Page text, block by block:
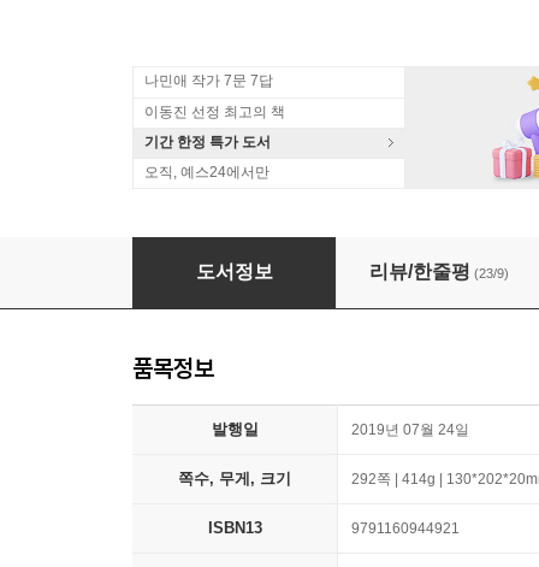
나민애 작가 7문 7답
이동진 선정 최고의 책
기간 한정 특가 도서
오직, 예스24에서만
환타지 없는 여행
도서정보 리뷰/한줄평 (23/9)
품목정보
발행일 2019년 07월 24일
쪽수, 무게, 크기 292쪽 | 414g |
ISBN13 9791160944921